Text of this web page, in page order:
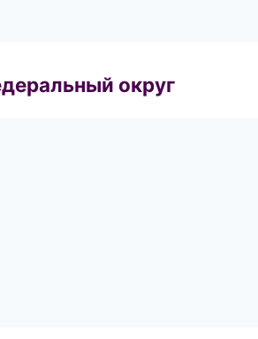
округ